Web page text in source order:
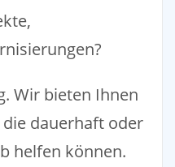
Wir bieten Ihnen
die dauerhaft oder
helfen können.